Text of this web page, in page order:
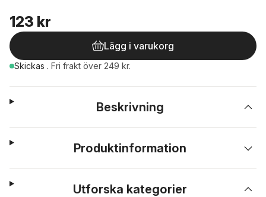
123 kr
Lägg i varukorg
Skickas . Fri frakt över 249 kr.
Beskrivning
Produktinformation
Utforska kategorier